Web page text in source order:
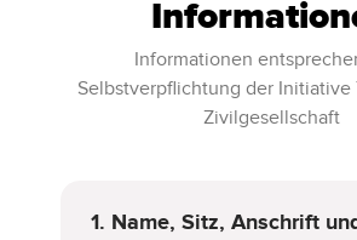
Informationen
Selbstverpflichtung der Initiative
Zivilgesellschaft
1. Name, Sitz, Anschrift